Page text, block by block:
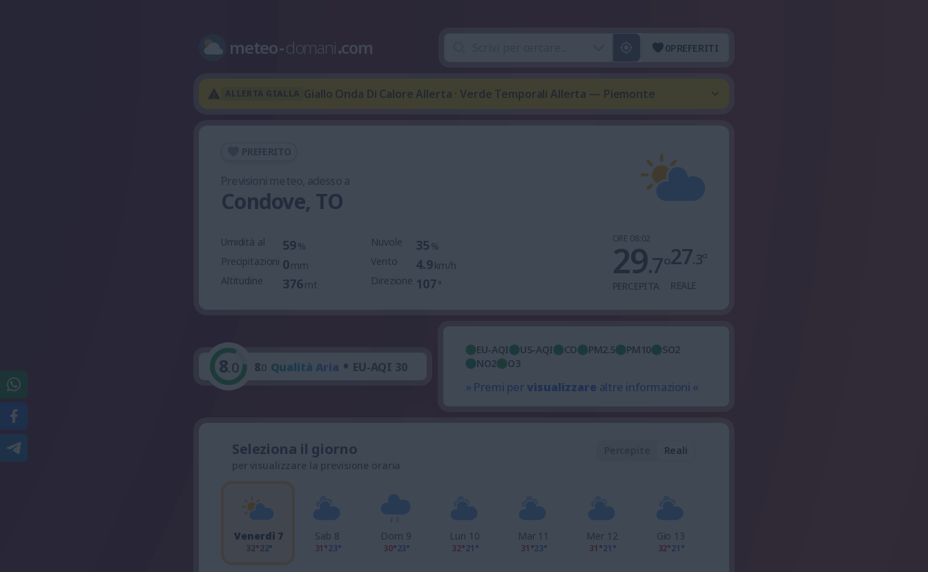
meteo-domani.com 0PREFERITI
Giallo Onda Di Calore Allerta · Verde Temporali Allerta — Piemonte
Condove, TO
Umidità al 59%
Precipitazioni 0mm
Altitudine
376mt
Nuvole 35 %
Vento
4.9km/h
Direzione 107°
ORE 08:02
29.7°
PERCEPITA
27.3°
REALE
8.0 8.0 Qualità Aria • EU-AQI 30
EU-AQI US-AQI CO PM2.5 PM10
SO2
NO2
O3
» Premi pervisualizzare altre informazioni «
Seleziona il giorno
per visualizzare la previsione oraria
Reali
Venerdì 7
32°22°
Sab 8
31°23°
Dom 9
30°23°
Lun 10
32°21°
Mar 11
31°23°
Mer 12
31°21°
Gio 13
32°21°